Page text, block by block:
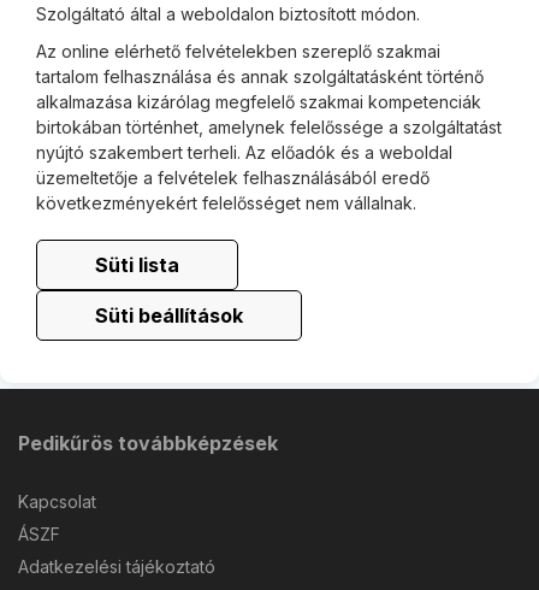
Szolgáltató által a weboldalon biztosított módon.
Az online elérhető felvételekben szereplő szakmai
tartalom felhasználása és annak szolgáltatásként történő
alkalmazása kizárólag megfelelő szakmai kompetenciák
birtokában történhet, amelynek felelőssége a szolgáltatást
nyújtó szakembert terheli. Az előadók és a weboldal
üzemeltetője a felvételek felhasználásából eredő
következményekért felelősséget nem vállalnak.
Süti lista
Süti beállítások
Pedikűrös továbbképzések
Kapcsolat
ÁSZF
Adatkezelési tájékoztató